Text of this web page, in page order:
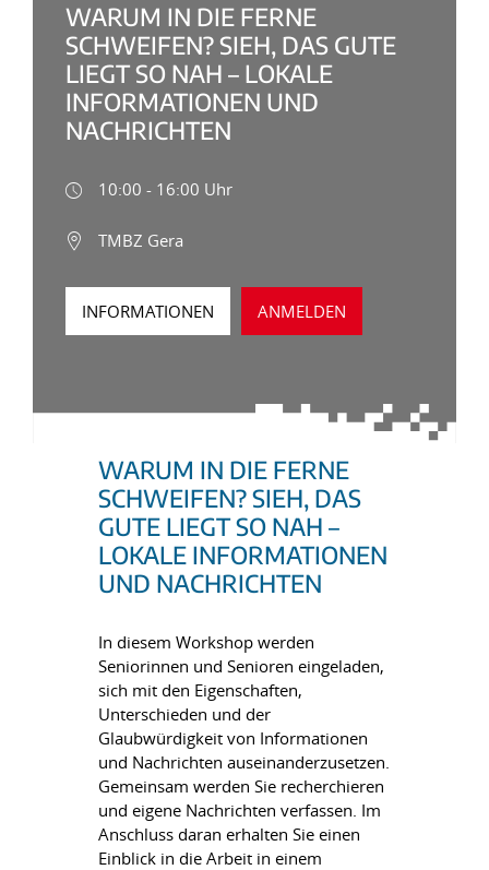
WARUM IN DIE FERNE
SCHWEIFEN? SIEH, DAS GUTE
LIEGT SO NAH – LOKALE
INFORMATIONEN UND
NACHRICHTEN
10:00 - 16:00 Uhr
TMBZ Gera
INFORMATIONEN ANMELDEN
WARUM IN DIE FERNE
SCHWEIFEN? SIEH, DAS
GUTE LIEGT SO NAH –
LOKALE INFORMATIONEN
UND NACHRICHTEN
In diesem Workshop werden
Seniorinnen und Senioren eingeladen,
sich mit den Eigenschaften,
Unterschieden und der
Glaubwürdigkeit von Informationen
und Nachrichten auseinanderzusetzen.
Gemeinsam werden Sie recherchieren
und eigene Nachrichten verfassen. Im
Anschluss daran erhalten Sie einen
Einblick in die Arbeit in einem